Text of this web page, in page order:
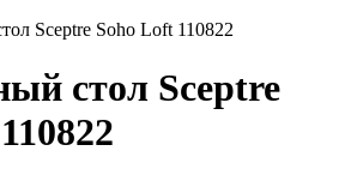
Sceptre Soho Loft 110822
стол Sceptre